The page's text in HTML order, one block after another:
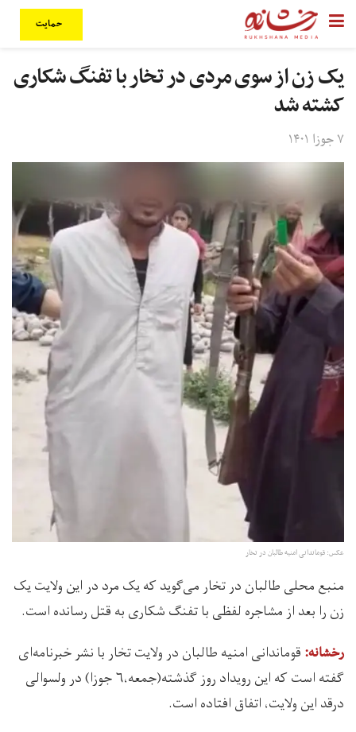
حمایت
یک زن از سوی مردی در تخار با تفنگ شکاری
کشته شد
۷ جوزا ۱۴۰۱
عکس: قوماندانی امنیه طالبان در تخار
منبع محلی طالبان در تخار می‌گوید که یک مرد در این ولایت یک
زن را بعد از مشاجره لفظی با تفنگ شکاری به قتل رسانده است.
رخشانه:‌ قوماندانی امنیه طالبان در ولایت تخار با نشر خبرنامه‌ای
گفته است که این رویداد روز گذشته(جمعه،۶ جوزا) در ولسوالی
درقد این ولایت، اتفاق افتاده است.